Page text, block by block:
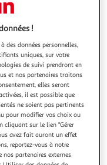
!
des données personnelles,
uniques, sur votre
de suivi prendront en
et nos partenaires traitons
elles seront
il est possible que
ne soient pas pertinents
pour modifier vos choix ou
cliquant sur le lien "Gérer
avez fait auront un effet
reportez-vous à notre
partenaires externes